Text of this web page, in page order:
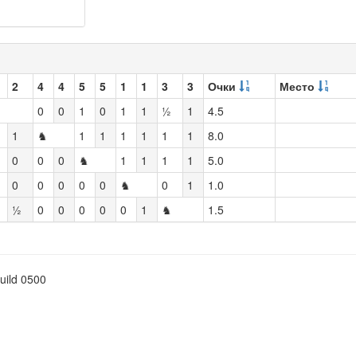
2 4 4 5 5 1 1 3 3 Очки Место
0 0 1 0 1 1 ½ 1 4.5
1 ♞ 1 1 1 1 1 1 8.0
0 0 0 ♞ 1 1 1 1 5.0
0 0 0 0 0 ♞ 0 1 1.0
½ 0 0 0 0 0 1 ♞ 1.5
0500